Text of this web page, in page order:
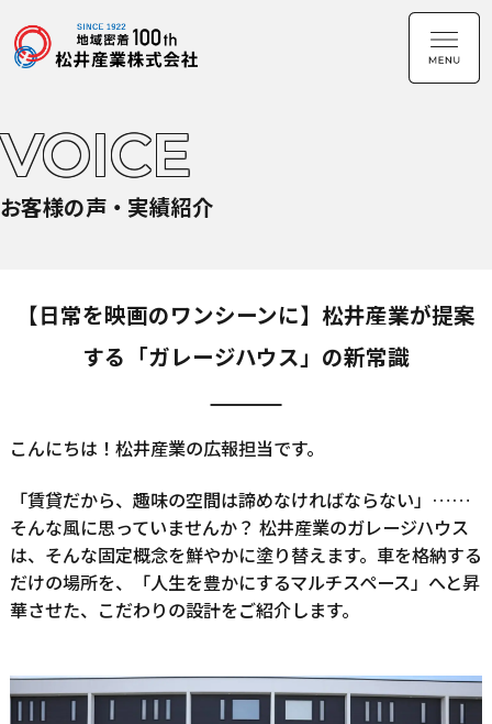
VOICE
お客様の声・実績紹介
【日常を映画のワンシーンに】松井産業が提案
する「ガレージハウス」の新常識
こんにちは！松井産業の広報担当です。
「賃貸だから、趣味の空間は諦めなければならない」……
そんな風に思っていませんか？ 松井産業のガレージハウス
は、そんな固定概念を鮮やかに塗り替えます。車を格納する
だけの場所を、「人生を豊かにするマルチスペース」へと昇
華させた、こだわりの設計をご紹介します。